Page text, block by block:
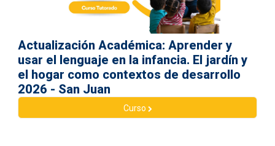
Actualización Académica: Aprender y
usar el lenguaje en la infancia. El jardín y
el hogar como contextos de desarrollo
2026 - San Juan
Curso